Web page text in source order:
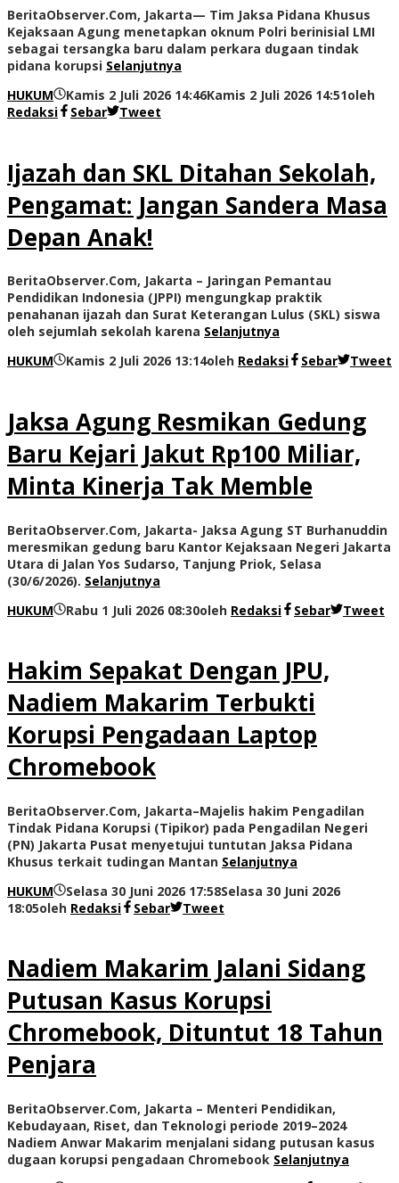
BeritaObserver.Com, Jakarta— Tim Jaksa Pidana Khusus
Kejaksaan Agung menetapkan oknum Polri berinisial LMI
sebagai tersangka baru dalam perkara dugaan tindak
pidana korupsi Selanjutnya
HUKUM
Kamis 2 Juli 2026 14:46Kamis 2 Juli 2026 14:51oleh
Redaksi
Sebar Tweet
Ijazah dan SKL Ditahan Sekolah,
Pengamat: Jangan Sandera Masa
Depan Anak!
BeritaObserver.Com, Jakarta – Jaringan Pemantau
Pendidikan Indonesia (JPPI) mengungkap praktik
penahanan ijazah dan Surat Keterangan Lulus (SKL) siswa
oleh sejumlah sekolah karena Selanjutnya
HUKUM
Kamis 2 Juli 2026 13:14oleh Redaksi Sebar Tweet
Jaksa Agung Resmikan Gedung
Baru Kejari Jakut Rp100 Miliar,
Minta Kinerja Tak Memble
BeritaObserver.Com, Jakarta- Jaksa Agung ST Burhanuddin
meresmikan gedung baru Kantor Kejaksaan Negeri Jakarta
Utara di Jalan Yos Sudarso, Tanjung Priok, Selasa
(30/6/2026). Selanjutnya
HUKUM
Rabu 1 Juli 2026 08:30oleh Redaksi Sebar Tweet
Hakim Sepakat Dengan JPU,
Nadiem Makarim Terbukti
Korupsi Pengadaan Laptop
Chromebook
BeritaObserver.Com, Jakarta–Majelis hakim Pengadilan
Tindak Pidana Korupsi (Tipikor) pada Pengadilan Negeri
(PN) Jakarta Pusat menyetujui tuntutan Jaksa Pidana
Khusus terkait tudingan Mantan Selanjutnya
HUKUM
Selasa 30 Juni 2026 17:58Selasa 30 Juni 2026
18:05oleh Redaksi Sebar Tweet
Nadiem Makarim Jalani Sidang
Putusan Kasus Korupsi
Chromebook, Dituntut 18 Tahun
Penjara
BeritaObserver.Com, Jakarta – Menteri Pendidikan,
Kebudayaan, Riset, dan Teknologi periode 2019–2024
Nadiem Anwar Makarim menjalani sidang putusan kasus
dugaan korupsi pengadaan Chromebook Selanjutnya